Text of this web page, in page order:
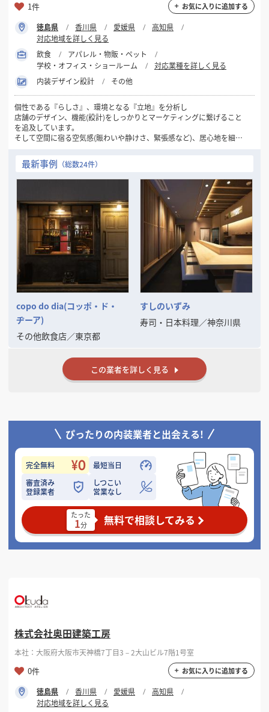
1件 お気に入りに追加する
徳島県 香川県 愛媛県
高知県
対応地域を詳しく見る
飲食
アパレル・物販・ペット
学校・オフィス・ショールーム
対応業種を詳しく見る
内装デザイン設計
その他
個性である『らしさ』、環境となる『立地』を分析し
店舗のデザイン、機能(設計)をしっかりとマーケティングに繋げること
を追及しています。
そして空間に宿る空気感(賑わいや静けさ、緊張感など)、居心地を細や
限られた予算内で魅力のある空間、お店を作るのが使命と考えていま
す。
最新事例 （総数24件）
copo do dia(コッポ・ド・
ヂーア)
その他飲食店／東京都
すしのいずみ
寿司・日本料理／神奈川県
この業者を詳しく見る
ぴったりの内装業者と出会える!
完全無料
最短当日
審査済み
登録業者
しつこい
営業なし
たった
1分 無料で相談してみる
株式会社奥田建築工房
本社：大阪府大阪市天神橋7丁目3－2大山ビル7階1号室
0件 お気に入りに追加する
徳島県 香川県 愛媛県
高知県
対応地域を詳しく見る